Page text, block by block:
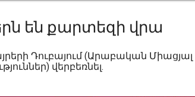
են քարտեզի վրա
Դուբայում (Արաբական
վերբեռնել.